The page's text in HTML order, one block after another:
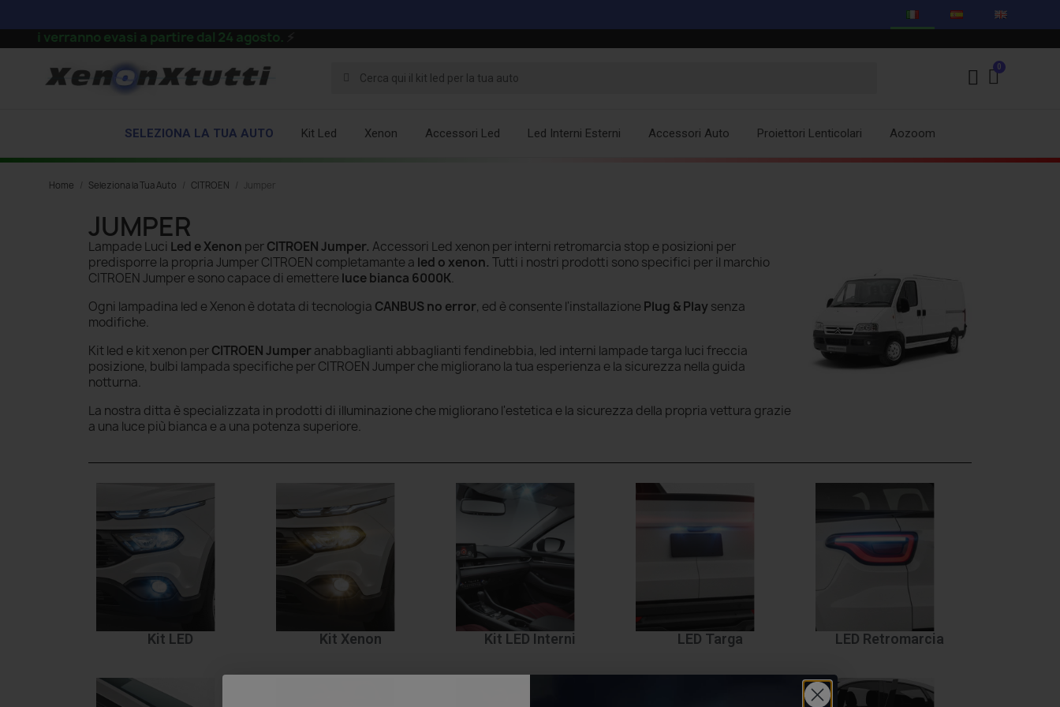
verranno evasi a partire dal 24 agosto.⚡
SELEZIONA LA TUA AUTO Kit Led Xenon Accessori Led Led Interni Esterni Accessori Auto Proiettori Lenticolari Aozoom
Home Seleziona la Tua Auto CITROEN Jumper
JUMPER
Lampade Luci Led e Xenon perCITROEN Jumper. Accessori Led xenon per interni retromarcia stop e posizioni per
predisporre la propria Jumper CITROEN completamante a led o xenon. Tutti i nostri prodotti sono specifici per il marchio
CITROEN Jumper e sono capace di emettere luce bianca 6000K.
Ogni lampadina led e Xenon è dotata di tecnologia CANBUS no error, ed è consente l'installazione Plug & Playsenza
modifiche.
Kit led e kit xenon perCITROEN Jumperanabbaglianti abbaglianti fendinebbia, led interni lampade targa luci freccia
posizione, bulbi lampada specifiche per CITROEN Jumper che migliorano la tua esperienza e la sicurezza nella guida
notturna.
La nostra ditta è specializzata in prodotti di illuminazione che migliorano l'estetica e la sicurezza della propria vettura grazie
a una luce più bianca e a una potenza superiore.
Kit LED Kit Xenon Kit LED Interni LED Targa LED Retromarcia